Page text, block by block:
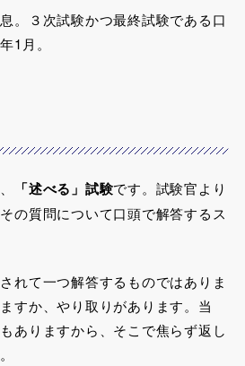
。３次試験かつ最終試験である口
1月。
「述べる」試験です。試験官より
の質問について口頭で解答するス
れて一つ解答するものではありま
すか、やり取りがあります。当
ありますから、そこで焦らず返し